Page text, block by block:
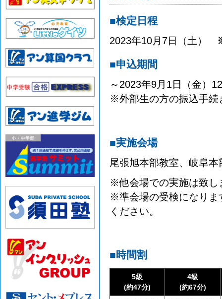
■検定日程
2023年10月7日（土）
■申込期間
～2023年9月1日（金）
※外部生の方の振込手続
■実施会場
尾張旭本部教室、岐阜
※他会場での実施は致し
※準会場の受検になりま
ください。
■時間割
5級
(約47分)
4級
(約67分)